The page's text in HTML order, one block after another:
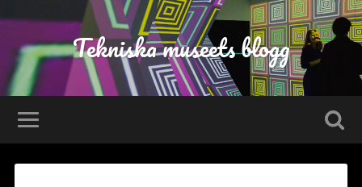
Tekniska museets blogg